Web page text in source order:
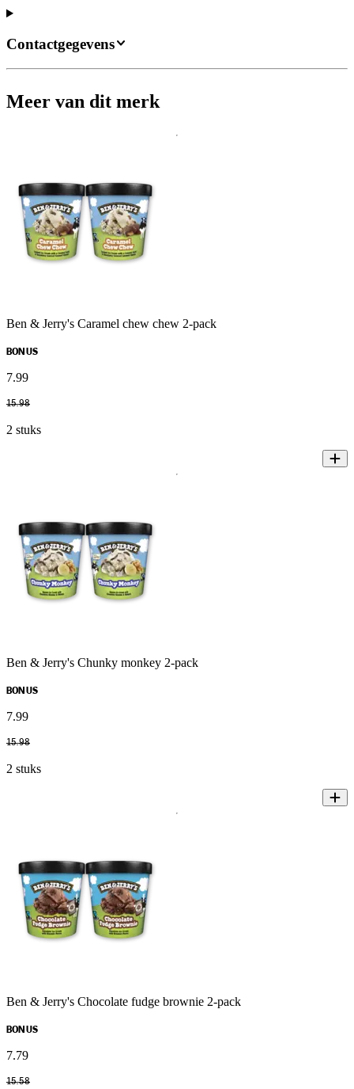
Contactgegevens
Meer van dit merk
Ben & Jerry's Caramel chew chew 2-pack
BONUS
7.99
15.98
2 stuks
Ben & Jerry's Chunky monkey 2-pack
BONUS
7.99
15.98
2 stuks
Ben & Jerry's Chocolate fudge brownie 2-pack
BONUS
7.79
15.58